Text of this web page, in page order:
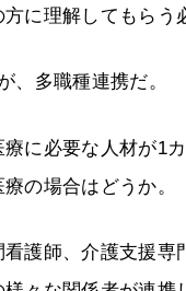
方に理解してもらう
、多職種連携だ。
に必要な人材が1
の場合はどうか。
護師、介護支援専